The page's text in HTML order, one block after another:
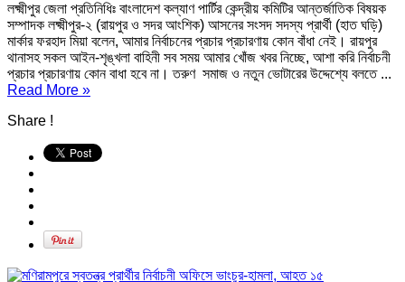
লক্ষ্মীপুর জেলা প্রতিনিধিঃ বাংলাদেশ কল্যাণ পার্টির কেন্দ্রীয় কমিটির আন্তর্জাতিক বিষয়ক
সম্পাদক লক্ষ্মীপুর-২ (রায়পুর ও সদর আংশিক) আসনের সংসদ সদস্য প্রার্থী (হাত ঘড়ি)
মার্কার ফরহাদ মিয়া বলেন, আমার নির্বাচনের প্রচার প্রচারণায় কোন বাঁধা নেই। রায়পুর
থানাসহ সকল আইন-শৃঙ্খলা বাহিনী সব সময় আমার খোঁজ খবর নিচ্ছে, আশা করি নির্বাচনী
প্রচার প্রচারণায় কোন বাধা হবে না। তরুণ সমাজ ও নতুন ভোটারের উদ্দেশ্যে বলতে ...
Read More »
Share !